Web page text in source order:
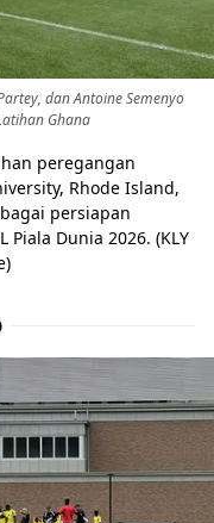
dan Antoine Semenyo
Ghana
peregangan
Rhode Island,
persiapan
Dunia 2026. (KLY